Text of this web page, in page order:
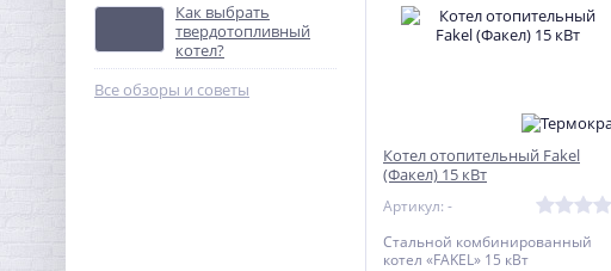
Как выбрать
твердотопливный
котел?
Все обзоры и советы
Котел отопительный Fakel
(Факел) 15 кВт
Артикул: -
Стальной комбинированный
котел «FAKEL» 15 кВт